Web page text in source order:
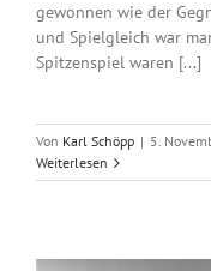
gewonnen wie der
und Spielgleich war
Spitzenspiel waren [...]
Von Karl Schöpp | 5.
Weiterlesen